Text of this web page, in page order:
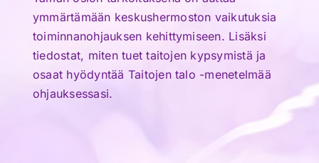
ymmärtämään keskushermoston vaikutuksia
toiminnanohjauksen kehittymiseen. Lisäksi
tiedostat, miten tuet taitojen kypsymistä ja
osaat hyödyntää Taitojen talo -menetelmää
ohjauksessasi.